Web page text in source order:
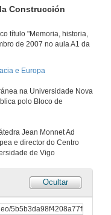
Construcción
título "Memoria, historia,
de 2007 no aula A1 da
e Europa
na Universidade Nova
polo Bloco de
Jean Monnet Ad
e director do Centro
de Vigo
Ocultar